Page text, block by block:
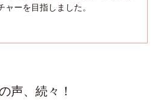
ーを目指しました。
声、続々！